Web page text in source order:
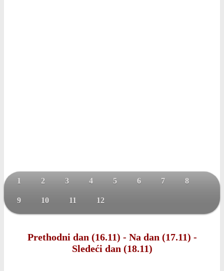
1 2 3 4 5 6 7 8
9 10 11 12
Prethodni dan (16.11) - Na dan (17.11) -
Sledeći dan (18.11)